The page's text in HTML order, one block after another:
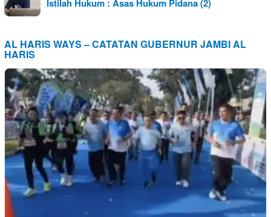
Istilah Hukum : Asas Hukum Pidana (2)
AL HARIS WAYS – CATATAN GUBERNUR JAMBI AL
HARIS